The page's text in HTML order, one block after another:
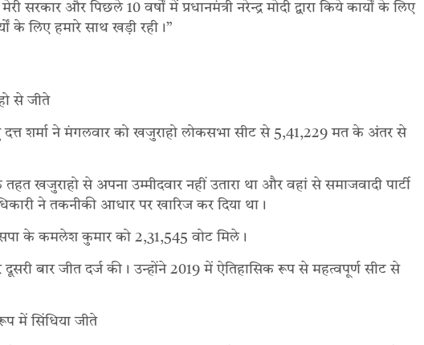
सरकार और पिछले 10 वर्षों में प्रधानमंत्री नरेन्द्र मोदी द्वारा किये कार्यों के लिए
के लिए हमारे साथ खड़ी रही।”
से जीते
दत्त शर्मा ने मंगलवार को खजुराहो लोकसभा सीट से 5,41,229 मत के अंतर से
खजुराहो से अपना उम्मीदवार नहीं उतारा था और वहां से समाजवादी पार्टी
ने तकनीकी आधार पर खारिज कर दिया था।
के कमलेश कुमार को 2,31,545 वोट मिले।
दूसरी बार जीत दर्ज की। उन्होंने 2019 में ऐतिहासिक रूप से महत्वपूर्ण सीट से
में सिंधिया जीते